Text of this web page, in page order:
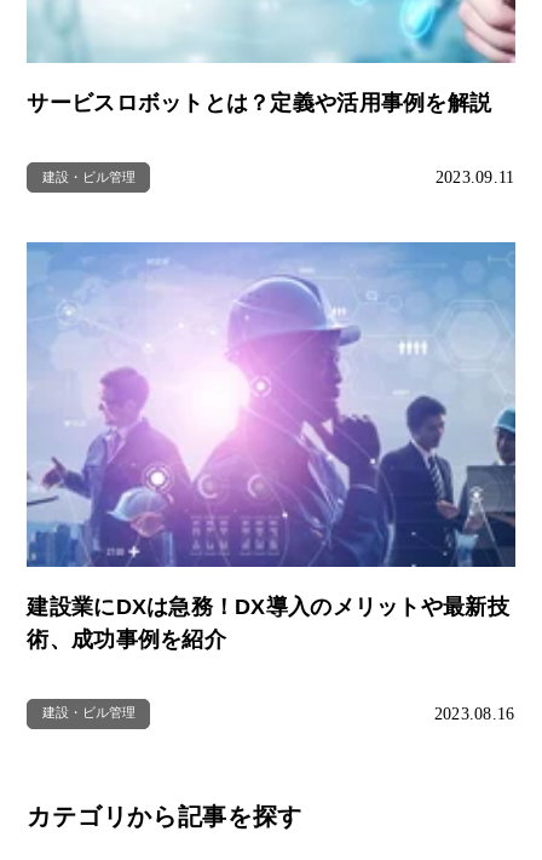
サービスロボットとは？定義や活用事例を解説
建設・ビル管理 2023.09.11
建設業にDXは急務！DX導入のメリットや最新技
術、成功事例を紹介
建設・ビル管理 2023.08.16
カテゴリから記事を探す